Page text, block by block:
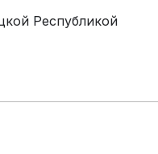
Республикой